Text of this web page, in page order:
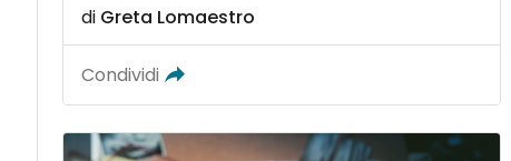
di Greta Lomaestro
Condividi